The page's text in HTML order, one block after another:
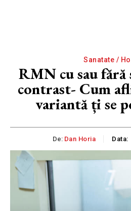
Sanatate /
RMN cu sau fără
contrast- Cum
variantă ți se
De: Dan Horia Data: